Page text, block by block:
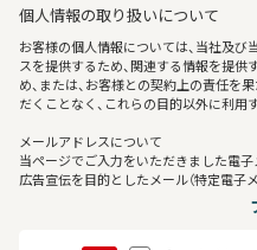
個人情報の取り扱いについて
お客様の個人情報については、当社及び
スを提供するため、関連する情報を提供
め、または、お客様との契約上の責任を
だくことなく、これらの目的以外に利用
メールアドレスについて
当ページでご入力をいただきました電
広告宣伝を目的としたメール（特定電子